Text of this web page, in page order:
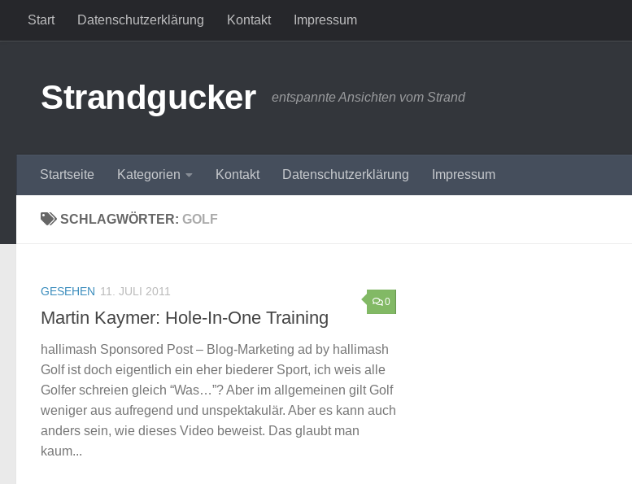
Zum Inhalt springen
Start Datenschutzerklärung Kontakt Impressum
Strandgucker entspannte Ansichten vom Strand
Startseite Kategorien Kontakt Datenschutzerklärung Impressum
SCHLAGWÖRTER: GOLF
0
GESEHEN 11. JULI 2011
Martin Kaymer: Hole-In-One Training
hallimash Sponsored Post – Blog-Marketing ad by hallimash
Golf ist doch eigentlich ein eher biederer Sport, ich weis alle
Golfer schreien gleich “Was…”? Aber im allgemeinen gilt Golf
weniger aus aufregend und unspektakulär. Aber es kann auch
anders sein, wie dieses Video beweist. Das glaubt man
kaum...